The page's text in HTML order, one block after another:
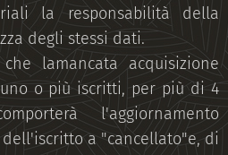
la responsabilità della
degli stessi dati.
lamancata acquisizione
o più iscritti, per più di 4
l'aggiornamento
a "cancellato"e, di